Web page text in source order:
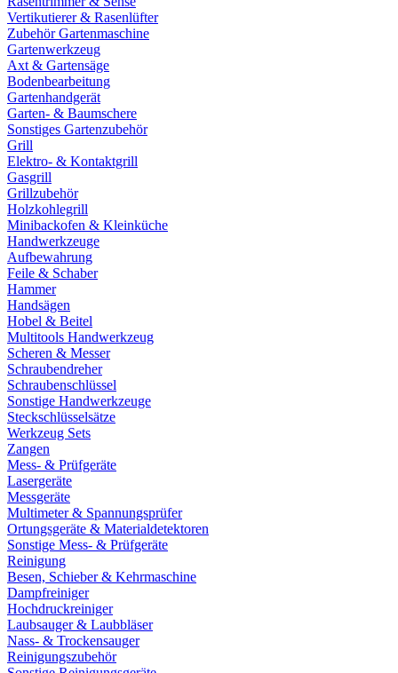
Vertikutierer & Rasenlüfter
Zubehör Gartenmaschine
Gartenwerkzeug
Axt & Gartensäge
Bodenbearbeitung
Gartenhandgerät
Garten- & Baumschere
Sonstiges Gartenzubehör
Grill
Elektro- & Kontaktgrill
Gasgrill
Grillzubehör
Holzkohlegrill
Minibackofen & Kleinküche
Handwerkzeuge
Aufbewahrung
Feile & Schaber
Hammer
Handsägen
Hobel & Beitel
Multitools Handwerkzeug
Scheren & Messer
Schraubendreher
Schraubenschlüssel
Sonstige Handwerkzeuge
Steckschlüsselsätze
Werkzeug Sets
Zangen
Mess- & Prüfgeräte
Lasergeräte
Messgeräte
Multimeter & Spannungsprüfer
Ortungsgeräte & Materialdetektoren
Sonstige Mess- & Prüfgeräte
Reinigung
Besen, Schieber & Kehrmaschine
Dampfreiniger
Hochdruckreiniger
Laubsauger & Laubbläser
Nass- & Trockensauger
Reinigungszubehör